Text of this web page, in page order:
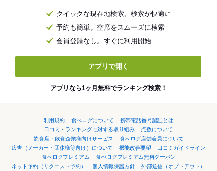
クイックな現在地検索。検索が快適に
予約も簡単。空席をスムーズに検索
会員登録なし。すぐに利用開始
アプリで開く
アプリなら1ヶ月無料でランキング検索！
利用規約 食べログについて
携帯電話番号認証とは
口コミ・ランキングに対する取り組み
点数について
飲食店・飲食企業様向けサービス
食べログ店舗会員について
広告（メーカー・団体様等向け）について
機能改善要望
口コミガイドライン
食べログプレミアム
食べログプレミアム無料クーポン
ネット予約（リクエスト予約）
個人情報保護方針 外部送信（オプトアウト）